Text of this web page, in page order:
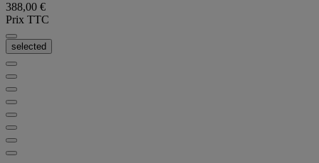
388,00 €
Prix TTC
selected